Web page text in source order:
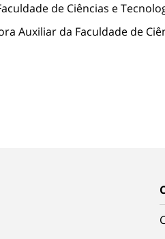
de Ciências e
da Faculdade de